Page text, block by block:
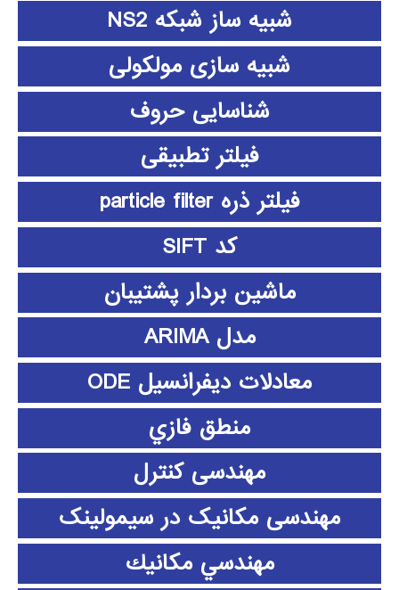
شبیه ساز شبکه NS2
شبیه سازی مولکولی
شناسایی حروف
فیلتر تطبیقی
فیلتر ذره particle filter
کد SIFT
ماشین بردار پشتیبان
مدل ARIMA
معادلات دیفرانسیل ODE
منطق فازي
مهندسی کنترل
مهندسی مکانیک در سیمولینک
مهندسي مكانيك